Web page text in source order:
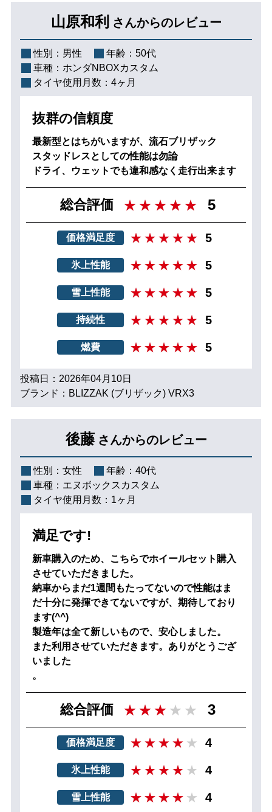
山原和利 さんからのレビュー
性別： 男性 年齢： 50代
車種： ホンダNBOXカスタム
タイヤ使用月数： 4ヶ月
抜群の信頼度
最新型とはちがいますが、流石ブリザック
スタッドレスとしての性能は勿論
ドライ、ウェットでも違和感なく走行出来ます
総合評価 5
価格満足度 5
氷上性能 5
雪上性能 5
持続性 5
燃費 5
投稿日：2026年04月10日
ブランド：BLIZZAK (ブリザック) VRX3
後藤 さんからのレビュー
性別： 女性 年齢： 40代
車種： エヌボックスカスタム
タイヤ使用月数： 1ヶ月
満足です!
新車購入のため、こちらでホイールセット購入
させていただきました。
納車からまだ1週間もたってないので性能はま
だ十分に発揮できてないですが、期待しており
ます(^^)
製造年は全て新しいもので、安心しました。
また利用させていただきます。ありがとうござ
いました
。
総合評価 3
価格満足度 4
氷上性能 4
雪上性能 4